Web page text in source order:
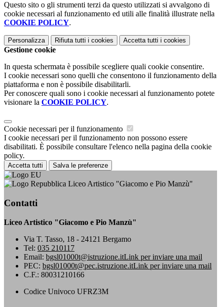
Questo sito o gli strumenti terzi da questo utilizzati si avvalgono di
cookie necessari al funzionamento ed utili alle finalità illustrate nella
COOKIE POLICY.
Personalizza Rifiuta tutti i cookies Accetta tutti i cookies
Gestione cookie
In questa schermata è possibile scegliere quali cookie consentire.
I cookie necessari sono quelli che consentono il funzionamento della
piattaforma e non è possibile disabilitarli.
Per conoscere quali sono i cookie necessari al funzionamento potete
visionare la COOKIE POLICY.
Cookie necessari per il funzionamento
I cookie necessari per il funzionamento non possono essere
disabilitati. È possibile consultare l'elenco nella pagina della cookie
policy.
Accetta tutti Salva le preferenze
Liceo Artistico "Giacomo e Pio Manzù"
Contatti
Liceo Artistico "Giacomo e Pio Manzù"
Via T. Tasso, 18 - 24121 Bergamo
Tel: 035 210117
Email: bgsl01000t@istruzione.itLink per inviare una mail
PEC: bgsl01000t@pec.istruzione.itLink per inviare una mail
C.F.: 80031210166
Codice Univoco UFRZ3M